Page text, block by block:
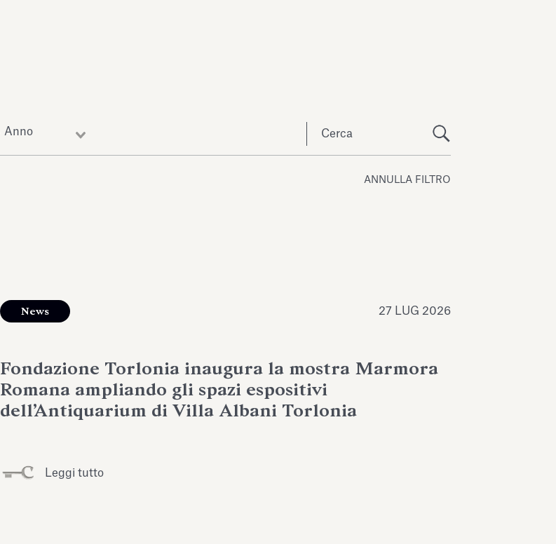
Anno
ANNULLA FILTRO
News 27 LUG 2026
Fondazione Torlonia inaugura la mostra Marmora
Romana ampliando gli spazi espositivi
dell’Antiquarium di Villa Albani Torlonia
Leggi tutto